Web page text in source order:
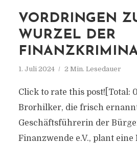
VORDRINGEN
WURZEL DER
1. Juli 2024 2 Min. Lesedauer
Click to rate this post![Total:
Brorhilker, die frisch
Geschäftsführerin der
Finanzwende e.V., plant